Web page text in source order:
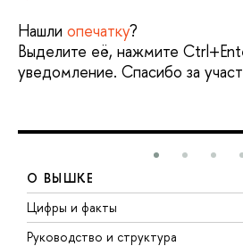
Нашли опечатку?
Выделите её, нажмите
уведомление. Спасибо за
О ВЫШКЕ
Цифры и факты
Руководство и структура